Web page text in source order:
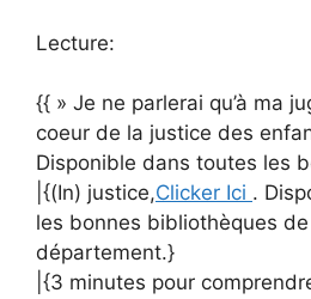
Lecture:
{{ » Je ne parlerai qu’à ma
coeur de la justice des
Disponible dans toutes les
|{(In) justice,Clicker Ici .
les bonnes bibliothèques
département.}
|{3 minutes pour